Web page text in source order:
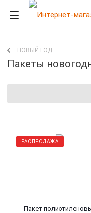
НОВЫЙ ГОД
Пакеты
РАСПРОДАЖА
Пакет